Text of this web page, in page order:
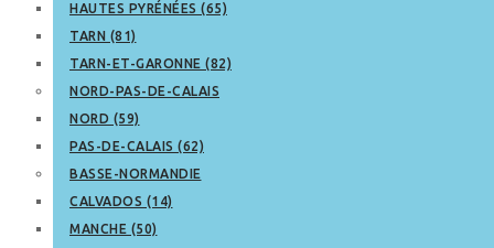
HAUTES PYRÉNÉES (65)
TARN (81)
TARN-ET-GARONNE (82)
NORD-PAS-DE-CALAIS
NORD (59)
PAS-DE-CALAIS (62)
BASSE-NORMANDIE
CALVADOS (14)
MANCHE (50)